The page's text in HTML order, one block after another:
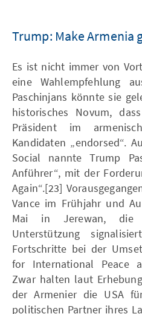
Trump: Make Armenia
Es ist nicht immer von
eine Wahlempfehlung
Paschinjans könnte sie
historisches Novum,
Präsident im
Kandidaten „endorsed“.
Social nannte Trump
Anführer“, mit der
Again“.[23]
Vance im Frühjahr und
Mai in Jerewan, die
Unterstützung
Fortschritte bei der
for International Peace
Zwar halten laut
der Armenier die USA
politischen Partner ihres